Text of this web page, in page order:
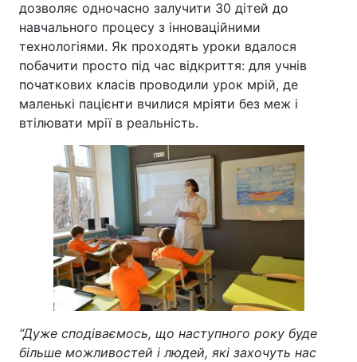
дозволяє одночасно залучити 30 дітей до
навчального процесу з інноваційними
технологіями. Як проходять уроки вдалося
побачити просто під час відкриття: для учнів
початкових класів проводили урок мрій, де
маленькі пацієнти вчилися мріяти без меж і
втілювати мрії в реальність.
“Дуже сподіваємось, що наступного року буде
більше можливостей і людей, які захочуть нас